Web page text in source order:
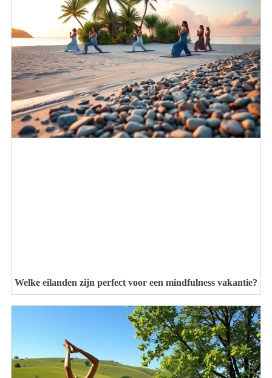
Welke eilanden zijn perfect voor een mindfulness vakantie?